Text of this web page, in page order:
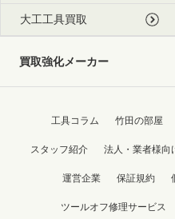
大工工具買取
買取強化メーカー
工具コラム 竹田の部屋
スタッフ紹介 法人・業者様向
運営企業 保証規約
ツールオフ修理サービス